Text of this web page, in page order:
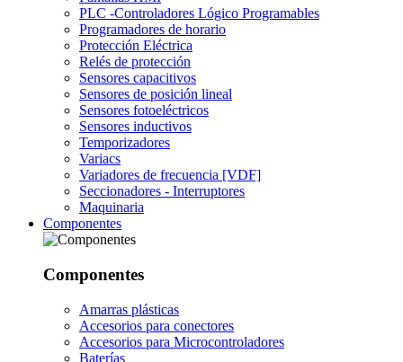
PLC -Controladores Lógico Programables
Programadores de horario
Protección Eléctrica
Relés de protección
Sensores capacitivos
Sensores de posición lineal
Sensores fotoeléctricos
Sensores inductivos
Temporizadores
Variacs
Variadores de frecuencia [VDF]
Seccionadores - Interruptores
Maquinaria
Componentes
Componentes
Amarras plásticas
Accesorios para conectores
Accesorios para Microcontroladores
Baterías